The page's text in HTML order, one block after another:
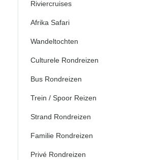
Riviercruises
Afrika Safari
Wandeltochten
Culturele Rondreizen
Bus Rondreizen
Trein / Spoor Reizen
Strand Rondreizen
Familie Rondreizen
Privé Rondreizen